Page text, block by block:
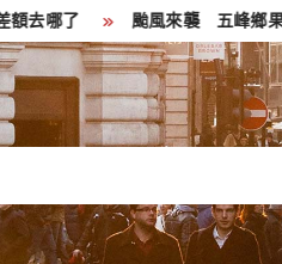
颱風來襲 五峰鄉果農搶收憂生